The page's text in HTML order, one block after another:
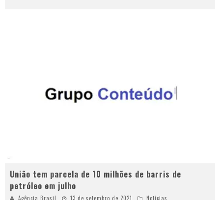
União tem parcela de 10 milhões de barris de
petróleo em julho
Agência Brasil 13 de setembro de 2021 Notícias